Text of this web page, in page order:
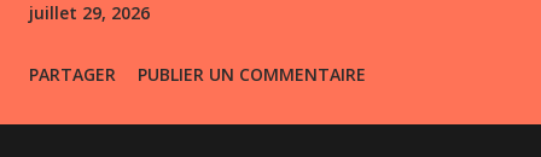
juillet 29, 2026
PARTAGER PUBLIER UN COMMENTAIRE